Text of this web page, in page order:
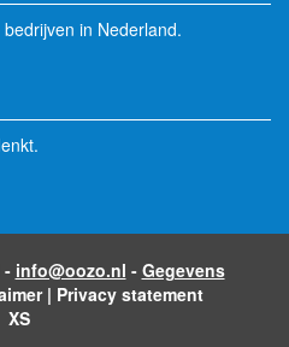
in Nederland.
- info@oozo.nl - Gegevens
| Privacy statement
XS